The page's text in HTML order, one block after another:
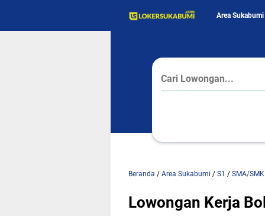
Area Sukabumi
Beranda / Area Sukabumi / S1 / SMA/SMK
Lowongan Kerja